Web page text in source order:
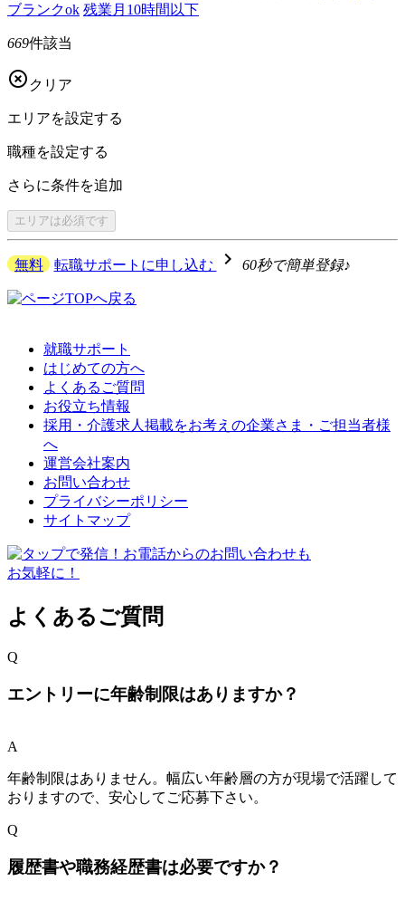
ブランクok 残業月10時間以下
669件該当
 クリア
エリアを設定する
職種を設定する
さらに条件を追加
エリアは必須です
無料 転職サポートに申し込む navigate_next 60秒で簡単登録♪
就職サポート
はじめての方へ
よくあるご質問
お役立ち情報
採用・介護求人掲載をお考えの企業さま・ご担当者様
へ
運営会社案内
お問い合わせ
プライバシーポリシー
サイトマップ
よくあるご質問
Q
エントリーに年齢制限はありますか？
A
年齢制限はありません。幅広い年齢層の方が現場で活躍して
おりますので、安心してご応募下さい。
Q
履歴書や職務経歴書は必要ですか？